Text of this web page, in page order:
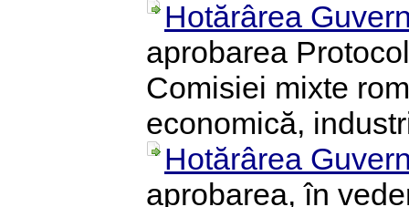
Hotărârea
aprobarea
Comisiei mixte
economică,
Hotărârea
aprobarea, în